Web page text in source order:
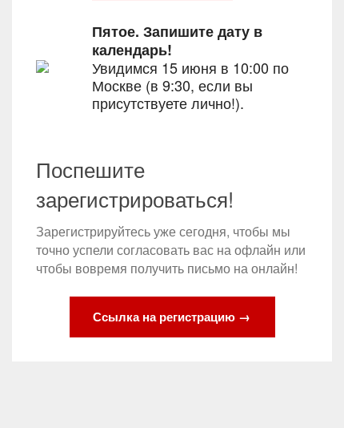
Пятое. Запишите дату в
календарь!
Увидимся 15 июня в 10:00 по
Москве (в 9:30, если вы
присутствуете лично!).
Поспешите
зарегистрироваться!
Зарегистрируйтесь уже сегодня, чтобы мы
точно успели согласовать вас на офлайн или
чтобы вовремя получить письмо на онлайн!
Ссылка на регистрацию →